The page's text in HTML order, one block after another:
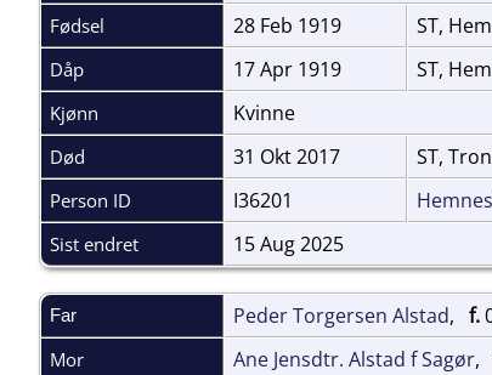
Fødsel 28 Feb 1919 ST,
Dåp 17 Apr 1919 ST,
Kjønn Kvinne
Død 31 Okt 2017 ST,
Person ID I36201
Sist endret 15 Aug 2025
Far Peder Torgersen Alstad, f.
Mor Ane Jensdtr. Alstad f Sagør,